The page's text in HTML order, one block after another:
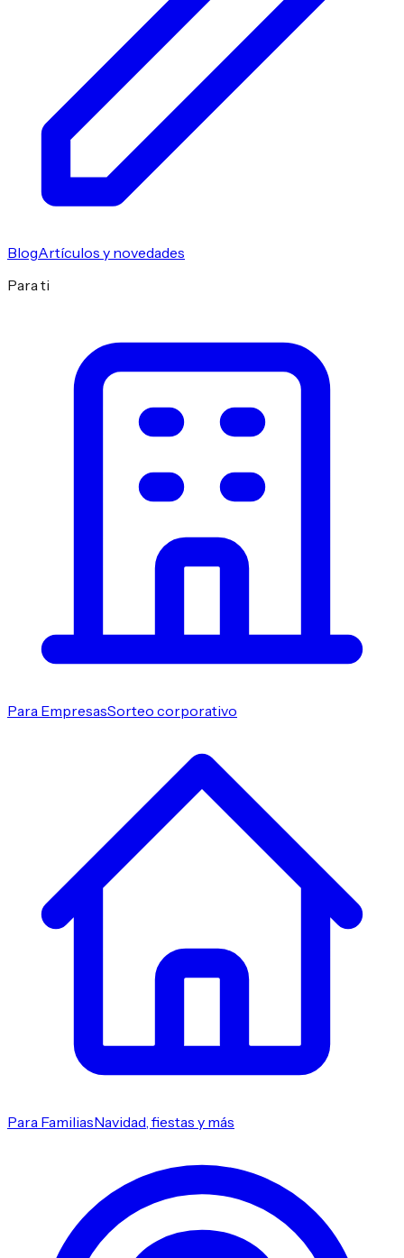
BlogArtículos y novedades
Para ti
Para EmpresasSorteo corporativo
Para FamiliasNavidad, fiestas y más